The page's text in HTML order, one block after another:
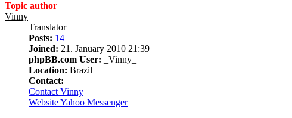
Topic author
Vinny
Translator
Posts: 14
Joined: 21. January 2010 21:39
phpBB.com User: _Vinny_
Location: Brazil
Contact:
Contact Vinny
WebsiteYahoo Messenger